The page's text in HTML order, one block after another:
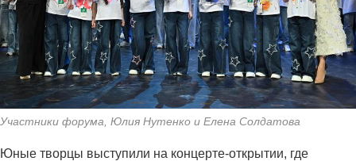
Участники форума, Юлия Нутенко и Елена Солдатова
Юные творцы выступили на концерте-открытии, где